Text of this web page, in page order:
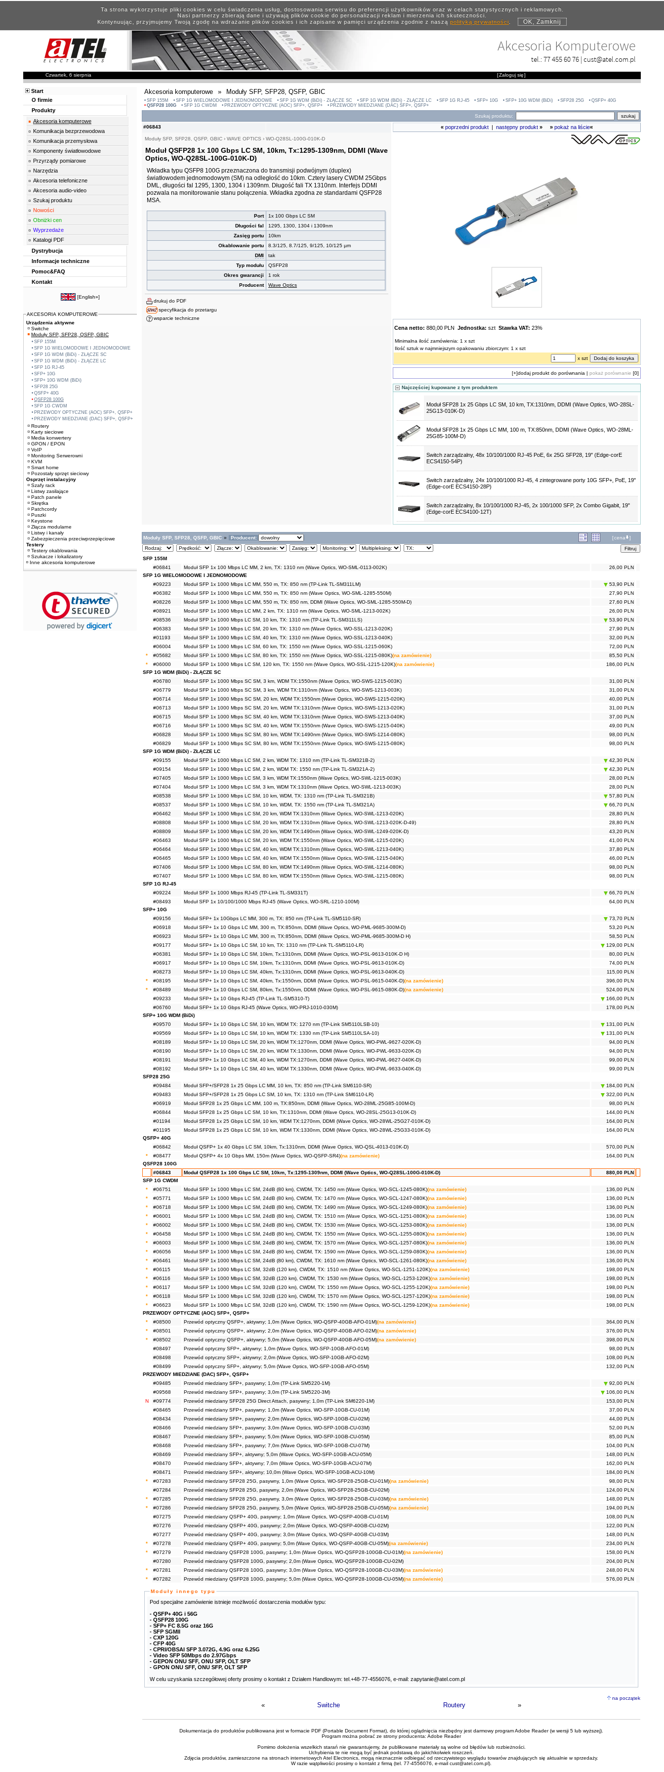
Ta strona wykorzystuje pliki cookies w celu świadczenia usług, dostosowania serwisu do preferencji użytkowników oraz w celach statystycznych i reklamowych.
Nasi partnerzy zbierają dane i używają plików cookie do personalizacji reklam i mierzenia ich skuteczności.
Kontynuując, przyjmujemy Twoją zgodę na wdrażanie plików cookies i ich zapisane w pamięci urządzenia zgodnie z naszą polityką prywatności. OK, Zamknij
Akcesoria Komputerowe
tel.:77 455 60 76 | cust@atel.com.pl
Czwartek, 6 sierpnia [Zaloguj się]
Akcesoria komputerowe » Moduły SFP, SFP28, QSFP, GBIC
SFP 155M SFP 1G WIELOMODOWE I JEDNOMODOWE SFP 1G WDM (BiDi) - ZŁĄCZE SC SFP 1G WDM (BiDi) - ZŁĄCZE LC SFP 1G RJ-45 SFP+ 10G SFP+ 10G WDM (BiDi) SFP28 25G
QSFP+ 40G
QSFP28 100G
SFP 1G CWDM PRZEWODY OPTYCZNE (AOC) SFP+, QSFP+ PRZEWODY MIEDZIANE (DAC) SFP+, QSFP+
Szukaj produktu:
#06843
Moduły SFP, SFP28, QSFP, GBIC › WAVE OPTICS › WO-Q28SL-100G-010K-D
Moduł QSFP28 1x 100 Gbps LC SM, 10km, Tx:1295-1309nm, DDMI (Wave
Optics, WO-Q28SL-100G-010K-D)
Wkładka typu QSFP8 100G przeznaczona do transmisji podwójnym (duplex)
światłowodem jednomodowym (SM) na odległość do 10km. Cztery lasery CWDM 25Gbps
DML, długości fal 1295, 1300, 1304 i 1309nm. Długość fali TX 1310nm. Interfejs DDMI
pozwala na monitorowanie stanu połączenia. Wkładka zgodna ze standardami QSFP28
MSA.
Port
1x 100 Gbps LC SM
Długości fal
1295, 1300, 1304 i 1309nm
Zasięg portu
10km
Okablowanie portu
8.3/125, 8.7/125, 9/125, 10/125 µm
DMI
tak
Typ modułu
QSFP28
Okres gwarancji
1 rok
Producent
Wave Optics
drukuj do PDF
specyfikacja do przetargu
wsparcie techniczne
« poprzedni produkt następny produkt » » pokaż na liście«
Cena netto: 880,00 PLN Jednostka: szt Stawka VAT: 23%
Minimalna ilość zamówienia: 1 x szt
Ilość sztuk w najmniejszym opakowaniu zbiorczym: 1 x szt
x szt
[+]dodaj produkt do porównania | pokaż porównanie [0]
Najczęściej kupowane z tym produktem
Moduł SFP28 1x 25 Gbps LC SM, 10 km, TX:1310nm, DDMI (Wave Optics, WO-28SL-
25G13-010K-D)
Moduł SFP28 1x 25 Gbps LC MM, 100 m, TX:850nm, DDMI (Wave Optics, WO-28ML-
25G85-100M-D)
Switch zarządzalny, 48x 10/100/1000 RJ-45 PoE, 6x 25G SFP28, 19" (Edge-corE
ECS4150-54P)
Switch zarządzalny, 24x 10/100/1000 RJ-45, 4 zintegrowane porty 10G SFP+, PoE, 19"
(Edge-corE ECS4150-28P)
Switch zarządzalny, 8x 10/100/1000 RJ-45, 2x 100/1000 SFP, 2x Combo Gigabit, 19"
(Edge-corE ECS4100-12T)
Moduły SFP, SFP28, QSFP, GBIC » Producent: [cena ]
SFP 155M
#06841
Moduł SFP 1x 100 Mbps LC MM, 2 km, TX: 1310 nm (Wave Optics, WO-SML-0113-002K)
26,00 PLN
SFP 1G WIELOMODOWE I JEDNOMODOWE
#09223
Moduł SFP 1x 1000 Mbps LC MM, 550 m, TX: 850 nm (TP-Link TL-SM311LM)
53,90 PLN
#06382
Moduł SFP 1x 1000 Mbps LC MM, 550 m, TX: 850 nm (Wave Optics, WO-SML-1285-550M)
27,90 PLN
#08226
Moduł SFP 1x 1000 Mbps LC MM, 550 m, TX: 850 nm, DDMI (Wave Optics, WO-SML-1285-550M-D)
27,60 PLN
#08921
Moduł SFP 1x 1000 Mbps LC MM, 2 km, TX: 1310 nm (Wave Optics, WO-SML-1213-002K)
26,00 PLN
#08536
Moduł SFP 1x 1000 Mbps LC SM, 10 km, TX: 1310 nm (TP-Link TL-SM311LS)
53,90 PLN
#06383
Moduł SFP 1x 1000 Mbps LC SM, 20 km, TX: 1310 nm (Wave Optics, WO-SSL-1213-020K)
27,90 PLN
#01193
Moduł SFP 1x 1000 Mbps LC SM, 40 km, TX: 1310 nm (Wave Optics, WO-SSL-1213-040K)
32,00 PLN
#06004
Moduł SFP 1x 1000 Mbps LC SM, 60 km, TX: 1550 nm (Wave Optics, WO-SSL-1215-060K)
72,00 PLN
*
#05682 Moduł SFP 1x 1000 Mbps LC SM, 80 km, TX: 1550 nm (Wave Optics, WO-SSL-1215-080K)(na zamówienie)
85,50 PLN
*
#06000 Moduł SFP 1x 1000 Mbps LC SM, 120 km, TX: 1550 nm (Wave Optics, WO-SSL-1215-120K)(na zamówienie)
186,00 PLN
SFP 1G WDM (BiDi) - ZŁĄCZE SC
#06780
Moduł SFP 1x 1000 Mbps SC SM, 3 km, WDM TX:1550nm (Wave Optics, WO-SWS-1215-003K)
31,00 PLN
#06779
Moduł SFP 1x 1000 Mbps SC SM, 3 km, WDM TX:1310nm (Wave Optics, WO-SWS-1213-003K)
31,00 PLN
#06714
Moduł SFP 1x 1000 Mbps SC SM, 20 km, WDM TX:1550nm (Wave Optics, WO-SWS-1215-020K)
40,00 PLN
#06713
Moduł SFP 1x 1000 Mbps SC SM, 20 km, WDM TX:1310nm (Wave Optics, WO-SWS-1213-020K)
31,00 PLN
#06715
Moduł SFP 1x 1000 Mbps SC SM, 40 km, WDM TX:1310nm (Wave Optics, WO-SWS-1213-040K)
37,00 PLN
#06716
Moduł SFP 1x 1000 Mbps SC SM, 40 km, WDM TX:1550nm (Wave Optics, WO-SWS-1215-040K)
49,00 PLN
#06828
Moduł SFP 1x 1000 Mbps SC SM, 80 km, WDM TX:1490nm (Wave Optics, WO-SWS-1214-080K)
98,00 PLN
#06829
Moduł SFP 1x 1000 Mbps SC SM, 80 km, WDM TX:1550nm (Wave Optics, WO-SWS-1215-080K)
98,00 PLN
SFP 1G WDM (BiDi) - ZŁĄCZE LC
#09155
Moduł SFP 1x 1000 Mbps LC SM, 2 km, WDM TX: 1310 nm (TP-Link TL-SM321B-2)
42,30 PLN
#09154
Moduł SFP 1x 1000 Mbps LC SM, 2 km, WDM TX: 1550 nm (TP-Link TL-SM321A-2)
42,30 PLN
#07405
Moduł SFP 1x 1000 Mbps LC SM, 3 km, WDM TX:1550nm (Wave Optics, WO-SWL-1215-003K)
28,00 PLN
#07404
Moduł SFP 1x 1000 Mbps LC SM, 3 km, WDM TX:1310nm (Wave Optics, WO-SWL-1213-003K)
28,00 PLN
#08538
Moduł SFP 1x 1000 Mbps LC SM, 10 km, WDM, TX: 1310 nm (TP-Link TL-SM321B)
57,80 PLN
#08537
Moduł SFP 1x 1000 Mbps LC SM, 10 km, WDM, TX: 1550 nm (TP-Link TL-SM321A)
66,70 PLN
#06462
Moduł SFP 1x 1000 Mbps LC SM, 20 km, WDM TX:1310nm (Wave Optics, WO-SWL-1213-020K)
28,80 PLN
#08808
Moduł SFP 1x 1000 Mbps LC SM, 20 km, WDM TX:1310nm (Wave Optics, WO-SWL-1213-020K-D-49)
28,80 PLN
#08809
Moduł SFP 1x 1000 Mbps LC SM, 20 km, WDM TX:1490nm (Wave Optics, WO-SWL-1249-020K-D)
43,20 PLN
#06463
Moduł SFP 1x 1000 Mbps LC SM, 20 km, WDM TX:1550nm (Wave Optics, WO-SWL-1215-020K)
41,00 PLN
#06464
Moduł SFP 1x 1000 Mbps LC SM, 40 km, WDM TX:1310nm (Wave Optics, WO-SWL-1213-040K)
37,80 PLN
#06465
Moduł SFP 1x 1000 Mbps LC SM, 40 km, WDM TX:1550nm (Wave Optics, WO-SWL-1215-040K)
46,00 PLN
#07406
Moduł SFP 1x 1000 Mbps LC SM, 80 km, WDM TX:1490nm (Wave Optics, WO-SWL-1214-080K)
98,00 PLN
#07407
Moduł SFP 1x 1000 Mbps LC SM, 80 km, WDM TX:1550nm (Wave Optics, WO-SWL-1215-080K)
98,00 PLN
SFP 1G RJ-45
#09224
Moduł SFP 1x 1000 Mbps RJ-45 (TP-Link TL-SM331T)
66,70 PLN
#08493
Moduł SFP 1x 10/100/1000 Mbps RJ-45 (Wave Optics, WO-SRL-1210-100M)
64,00 PLN
SFP+ 10G
#09156
Moduł SFP+ 1x 10Gbps LC MM, 300 m, TX: 850 nm (TP-Link TL-SM5110-SR)
73,70 PLN
#06918
Moduł SFP+ 1x 10 Gbps LC MM, 300 m, TX:850nm, DDMI (Wave Optics, WO-PML-9685-300M-D)
53,20 PLN
#06923
Moduł SFP+ 1x 10 Gbps LC MM, 300 m, TX:850nm, DDMI (Wave Optics, WO-PML-9685-300M-D H)
58,50 PLN
#09177
Moduł SFP+ 1x 10 Gbps LC SM, 10 km, TX: 1310 nm (TP-Link TL-SM5110-LR)
129,00 PLN
#06381
Moduł SFP+ 1x 10 Gbps LC SM, 10km, Tx:1310nm, DDMI (Wave Optics, WO-PSL-9613-010K-D H)
80,00 PLN
#06917
Moduł SFP+ 1x 10 Gbps LC SM, 10km, Tx:1310nm, DDMI (Wave Optics, WO-PSL-9613-010K-D)
74,00 PLN
#08273
Moduł SFP+ 1x 10 Gbps LC SM, 40km, Tx:1310nm, DDMI (Wave Optics, WO-PSL-9613-040K-D)
115,00 PLN
*
#08195 Moduł SFP+ 1x 10 Gbps LC SM, 40km, Tx:1550nm, DDMI (Wave Optics, WO-PSL-9615-040K-D)(na zamówienie)
396,00 PLN
*
#08489 Moduł SFP+ 1x 10 Gbps LC SM, 80km, Tx:1550nm, DDMI (Wave Optics, WO-PSL-9615-080K-D)(na zamówienie)
524,00 PLN
#09233
Moduł SFP+ 1x 10 Gbps RJ-45 (TP-Link TL-SM5310-T)
166,00 PLN
#06760
Moduł SFP+ 1x 10 Gbps RJ-45 (Wave Optics, WO-PRJ-1010-030M)
178,00 PLN
SFP+ 10G WDM (BiDi)
#09570
Moduł SFP+ 1x 10 Gbps LC SM, 10 km, WDM TX: 1270 nm (TP-Link SM5110LSB-10)
131,00 PLN
#09569
Moduł SFP+ 1x 10 Gbps LC SM, 10 km, WDM TX: 1330 nm (TP-Link SM5110LSA-10)
131,00 PLN
#08189
Moduł SFP+ 1x 10 Gbps LC SM, 20 km, WDM TX:1270nm, DDMI (Wave Optics, WO-PWL-9627-020K-D)
94,00 PLN
#08190
Moduł SFP+ 1x 10 Gbps LC SM, 20 km, WDM TX:1330nm, DDMI (Wave Optics, WO-PWL-9633-020K-D)
94,00 PLN
#08191
Moduł SFP+ 1x 10 Gbps LC SM, 40 km, WDM TX:1270nm, DDMI (Wave Optics, WO-PWL-9627-040K-D)
99,00 PLN
#08192
Moduł SFP+ 1x 10 Gbps LC SM, 40 km, WDM TX:1330nm, DDMI (Wave Optics, WO-PWL-9633-040K-D)
99,00 PLN
SFP28 25G
#09484
Moduł SFP+/SFP28 1x 25 Gbps LC MM, 10 km, TX: 850 nm (TP-Link SM6110-SR)
184,00 PLN
#09483
Moduł SFP+/SFP28 1x 25 Gbps LC SM, 10 km, TX: 1310 nm (TP-Link SM6110-LR)
322,00 PLN
#06919
Moduł SFP28 1x 25 Gbps LC MM, 100 m, TX:850nm, DDMI (Wave Optics, WO-28ML-25G85-100M-D)
98,00 PLN
#06844
Moduł SFP28 1x 25 Gbps LC SM, 10 km, TX:1310nm, DDMI (Wave Optics, WO-28SL-25G13-010K-D)
144,00 PLN
#01194
Moduł SFP28 1x 25 Gbps LC SM, 10 km, WDM TX:1270nm, DDMI (Wave Optics, WO-28WL-25G27-010K-D)
164,00 PLN
#01195
Moduł SFP28 1x 25 Gbps LC SM, 10 km, WDM TX:1330nm, DDMI (Wave Optics, WO-28WL-25G33-010K-D)
164,00 PLN
QSFP+ 40G
#06842
Moduł QSFP+ 1x 40 Gbps LC SM, 10km, Tx:1310nm, DDMI (Wave Optics, WO-QSL-4013-010K-D)
570,00 PLN
*
#08477 Moduł QSFP+ 4x 10 Gbps MM, 150m (Wave Optics, WO-QSFP-SR4)(na zamówienie)
164,00 PLN
QSFP28 100G
#06843
Moduł QSFP28 1x 100 Gbps LC SM, 10km, Tx:1295-1309nm, DDMI (Wave Optics, WO-Q28SL-100G-010K-D)
880,00 PLN
SFP 1G CWDM
*
#06751 Moduł SFP 1x 1000 Mbps LC SM, 24dB (80 km), CWDM, TX: 1450 nm (Wave Optics, WO-SCL-1245-080K)(na zamówienie)
136,00 PLN
*
#05771 Moduł SFP 1x 1000 Mbps LC SM, 24dB (80 km), CWDM, TX: 1470 nm (Wave Optics, WO-SCL-1247-080K)(na zamówienie)
136,00 PLN
*
#06718 Moduł SFP 1x 1000 Mbps LC SM, 24dB (80 km), CWDM, TX: 1490 nm (Wave Optics, WO-SCL-1249-080K)(na zamówienie)
136,00 PLN
*
#06001 Moduł SFP 1x 1000 Mbps LC SM, 24dB (80 km), CWDM, TX: 1510 nm (Wave Optics, WO-SCL-1251-080K)(na zamówienie)
136,00 PLN
*
#06002 Moduł SFP 1x 1000 Mbps LC SM, 24dB (80 km), CWDM, TX: 1530 nm (Wave Optics, WO-SCL-1253-080K)(na zamówienie)
136,00 PLN
*
#06458 Moduł SFP 1x 1000 Mbps LC SM, 24dB (80 km), CWDM, TX: 1550 nm (Wave Optics, WO-SCL-1255-080K)(na zamówienie)
136,00 PLN
*
#06003 Moduł SFP 1x 1000 Mbps LC SM, 24dB (80 km), CWDM, TX: 1570 nm (Wave Optics, WO-SCL-1257-080K)(na zamówienie)
136,00 PLN
*
#06056 Moduł SFP 1x 1000 Mbps LC SM, 24dB (80 km), CWDM, TX: 1590 nm (Wave Optics, WO-SCL-1259-080K)(na zamówienie)
136,00 PLN
*
#06461 Moduł SFP 1x 1000 Mbps LC SM, 24dB (80 km), CWDM, TX: 1610 nm (Wave Optics, WO-SCL-1261-080K)(na zamówienie)
136,00 PLN
*
#06115 Moduł SFP 1x 1000 Mbps LC SM, 32dB (120 km), CWDM, TX: 1510 nm (Wave Optics, WO-SCL-1251-120K)(na zamówienie)
198,00 PLN
*
#06116 Moduł SFP 1x 1000 Mbps LC SM, 32dB (120 km), CWDM, TX: 1530 nm (Wave Optics, WO-SCL-1253-120K)(na zamówienie)
198,00 PLN
*
#06117 Moduł SFP 1x 1000 Mbps LC SM, 32dB (120 km), CWDM, TX: 1550 nm (Wave Optics, WO-SCL-1255-120K)(na zamówienie)
198,00 PLN
*
#06118 Moduł SFP 1x 1000 Mbps LC SM, 32dB (120 km), CWDM, TX: 1570 nm (Wave Optics, WO-SCL-1257-120K)(na zamówienie)
198,00 PLN
*
#06623 Moduł SFP 1x 1000 Mbps LC SM, 32dB (120 km), CWDM, TX: 1590 nm (Wave Optics, WO-SCL-1259-120K)(na zamówienie)
198,00 PLN
PRZEWODY OPTYCZNE (AOC) SFP+, QSFP+
*
#08500 Przewód optyczny QSFP+, aktywny; 1,0m (Wave Optics, WO-QSFP-40GB-AFO-01M)(na zamówienie)
364,00 PLN
*
#08501 Przewód optyczny QSFP+, aktywny; 2,0m (Wave Optics, WO-QSFP-40GB-AFO-02M)(na zamówienie)
376,00 PLN
*
#08502 Przewód optyczny QSFP+, aktywny; 5,0m (Wave Optics, WO-QSFP-40GB-AFO-05M)(na zamówienie)
398,00 PLN
#08497
Przewód optyczny SFP+, aktywny; 1,0m (Wave Optics, WO-SFP-10GB-AFO-01M)
98,00 PLN
#08498
Przewód optyczny SFP+, aktywny; 2,0m (Wave Optics, WO-SFP-10GB-AFO-02M)
108,00 PLN
#08499
Przewód optyczny SFP+, aktywny; 5,0m (Wave Optics, WO-SFP-10GB-AFO-05M)
132,00 PLN
PRZEWODY MIEDZIANE (DAC) SFP+, QSFP+
#09485
Przewód miedziany SFP+, pasywny; 1,0m (TP-Link SM5220-1M)
92,00 PLN
#09568
Przewód miedziany SFP+, pasywny; 3,0m (TP-Link SM5220-3M)
106,00 PLN
N
#09774 Przewód miedziany SFP28 25G Direct Attach, pasywny; 1,0m (TP-Link SM6220-1M)
153,00 PLN
#08465
Przewód miedziany SFP+, pasywny; 1,0m (Wave Optics, WO-SFP-10GB-CU-01M)
37,00 PLN
#08434
Przewód miedziany SFP+, pasywny; 2,0m (Wave Optics, WO-SFP-10GB-CU-02M)
44,00 PLN
#08466
Przewód miedziany SFP+, pasywny; 3,0m (Wave Optics, WO-SFP-10GB-CU-03M)
52,00 PLN
#08467
Przewód miedziany SFP+, pasywny; 5,0m (Wave Optics, WO-SFP-10GB-CU-05M)
85,00 PLN
#08468
Przewód miedziany SFP+, pasywny; 7,0m (Wave Optics, WO-SFP-10GB-CU-07M)
104,00 PLN
#08469
Przewód miedziany SFP+, aktywny; 5,0m (Wave Optics, WO-SFP-10GB-ACU-05M)
148,00 PLN
#08470
Przewód miedziany SFP+, aktywny; 7,0m (Wave Optics, WO-SFP-10GB-ACU-07M)
162,00 PLN
#08471
Przewód miedziany SFP+, aktywny; 10,0m (Wave Optics, WO-SFP-10GB-ACU-10M)
184,00 PLN
*
#07283 Przewód miedziany SFP28 25G, pasywny, 1,0m (Wave Optics, WO-SFP28-25GB-CU-01M)(na zamówienie)
98,00 PLN
#07284
Przewód miedziany SFP28 25G, pasywny, 2,0m (Wave Optics, WO-SFP28-25GB-CU-02M)
124,00 PLN
*
#07285 Przewód miedziany SFP28 25G, pasywny, 3,0m (Wave Optics, WO-SFP28-25GB-CU-03M)(na zamówienie)
148,00 PLN
*
#07286 Przewód miedziany SFP28 25G, pasywny, 5,0m (Wave Optics, WO-SFP28-25GB-CU-05M)(na zamówienie)
194,00 PLN
#07275
Przewód miedziany QSFP+ 40G, pasywny; 1,0m (Wave Optics, WO-QSFP-40GB-CU-01M)
108,00 PLN
#07276
Przewód miedziany QSFP+ 40G, pasywny; 2,0m (Wave Optics, WO-QSFP-40GB-CU-02M)
122,00 PLN
#07277
Przewód miedziany QSFP+ 40G, pasywny; 3,0m (Wave Optics, WO-QSFP-40GB-CU-03M)
148,00 PLN
*
#07278 Przewód miedziany QSFP+ 40G, pasywny; 5,0m (Wave Optics, WO-QSFP-40GB-CU-05M)(na zamówienie)
234,00 PLN
*
#07279 Przewód miedziany QSFP28 100G, pasywny; 1,0m (Wave Optics, WO-QSFP28-100GB-CU-01M)(na zamówienie)
158,00 PLN
#07280
Przewód miedziany QSFP28 100G, pasywny; 2,0m (Wave Optics, WO-QSFP28-100GB-CU-02M)
204,00 PLN
*
#07281 Przewód miedziany QSFP28 100G, pasywny; 3,0m (Wave Optics, WO-QSFP28-100GB-CU-03M)(na zamówienie)
248,00 PLN
*
#07282 Przewód miedziany QSFP28 100G, pasywny; 5,0m (Wave Optics, WO-QSFP28-100GB-CU-05M)(na zamówienie) 576,00 PLN
Moduły innego typu
Pod specjalne zamówienie istnieje możliwość dostarczenia modułów typu:
- QSFP+ 40G i 56G
- QSFP28 100G
- SFP+ FC 8.5G oraz 16G
- SFP SGMII
- CXP 120G
- CFP 40G
- CPRI/OBSAI SFP 3.072G, 4.9G oraz 6.25G
- Video SFP 50Mbps do 2.97Gbps
- GEPON ONU SFF, ONU SFP, OLT SFP
- GPON ONU SFF, ONU SFP, OLT SFP
W celu uzyskania szczegółowej oferty prosimy o kontakt z Działem Handlowym: tel.+48-77-4556076, e-mail: zapytanie@atel.com.pl
na początek
« Switche Routery »
Dokumentacja do produktów publikowana jest w formacie PDF (Portable Document Format), do której oglądnięcia niezbędny jest darmowy program Adobe Reader (w wersji 5 lub wyższej).
Program można pobrać ze strony producenta: Adobe Reader
Pomimo dołożenia wszelkich starań nie gwarantujemy, że publikowane materiały są wolne od błędów lub rozbieżności.
Uchybienia te nie mogą być jednak podstawą do jakichkolwiek roszczeń.
Zdjęcia produktów, zamieszczone na stronach internetowych Atel Electronics, mogą nieznacznie odbiegać od rzeczywistego wyglądu towarów znajdujących się aktualnie w sprzedaży.
W razie wątpliwości prosimy o kontakt z firmą (tel. 77-4556076, e-mail cust@atel.com.pl).
Start
O firmie
Produkty
Akcesoria komputerowe
Komunikacja bezprzewodowa
Komunikacja przemysłowa
Komponenty światłowodowe
Przyrządy pomiarowe
Narzędzia
Akcesoria telefoniczne
Akcesoria audio-video
Szukaj produktu
Nowości
Obniżki cen
Wyprzedaże
Katalogi PDF
Dystrybucja
Informacje techniczne
Pomoc&FAQ
Kontakt
[English»]
AKCESORIA KOMPUTEROWE
Urządzenia aktywne
Switche
Moduły SFP, SFP28, QSFP, GBIC
SFP 155M
SFP 1G WIELOMODOWE I JEDNOMODOWE
SFP 1G WDM (BiDi) - ZŁĄCZE SC
SFP 1G WDM (BiDi) - ZŁĄCZE LC
SFP 1G RJ-45
SFP+ 10G
SFP+ 10G WDM (BiDi)
SFP28 25G
QSFP+ 40G
QSFP28 100G
SFP 1G CWDM
PRZEWODY OPTYCZNE (AOC) SFP+, QSFP+
PRZEWODY MIEDZIANE (DAC) SFP+, QSFP+
Routery
Karty sieciowe
Media konwertery
GPON / EPON
VoIP
Monitoring Serwerowni
KVM
Smart home
Pozostały sprzęt sieciowy
Osprzęt instalacyjny
Szafy rack
Listwy zasilające
Patch panele
Skrętka
Patchcordy
Puszki
Keystone
Złącza modularne
Listwy i kanały
Zabezpieczenia przeciwprzepięciowe
Testery
Testery okablowania
Szukacze i lokalizatory
Inne akcesoria komputerowe